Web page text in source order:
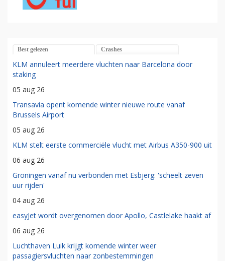
Best gelezen Crashes
KLM annuleert meerdere vluchten naar Barcelona door
staking
05 aug 26
Transavia opent komende winter nieuwe route vanaf
Brussels Airport
05 aug 26
KLM stelt eerste commerciële vlucht met Airbus A350-900 uit
06 aug 26
Groningen vanaf nu verbonden met Esbjerg: 'scheelt zeven
uur rijden'
04 aug 26
easyJet wordt overgenomen door Apollo, Castlelake haakt af
06 aug 26
Luchthaven Luik krijgt komende winter weer
passagiersvluchten naar zonbestemmingen